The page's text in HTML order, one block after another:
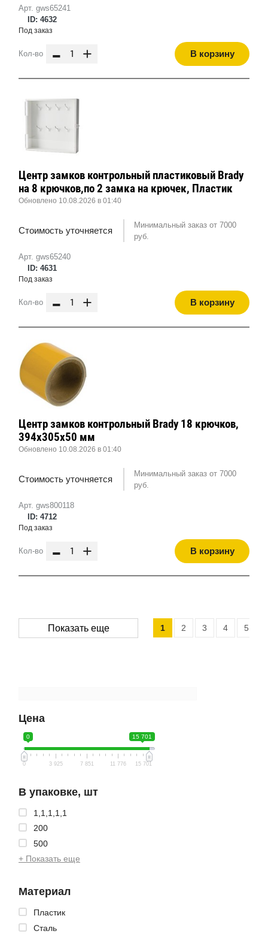
Цена
0 15 701
0 3 925 7 851 11 776 15 701
В упаковке, шт
1,1,1,1,1
200
500
+ Показать еще
Материал
Пластик
Сталь
Арт. gws65241
ID: 4632
Под заказ
Кол-во - + В корзину
Арт. gws65240
ID: 4631
Центр замков контрольный пластиковый Brady
на 8 крючков,по 2 замка на крючек, Пластик
Обновлено 10.08.2026 в 01:40
Стоимость уточняется
Минимальный заказ от 7000
руб.
Под заказ
Кол-во - + В корзину
Арт. gws800118
ID: 4712
Центр замков контрольный Brady 18 крючков,
394x305x50 мм
Обновлено 10.08.2026 в 01:40
Стоимость уточняется
Минимальный заказ от 7000
руб.
Под заказ
Кол-во - + В корзину
Показать еще 1 2 3 4 5